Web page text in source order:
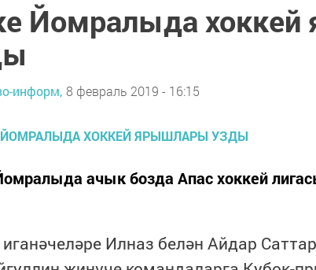
Йомралыда
информ, 8 февраль 2019 - 16:15
ачык бозда Апас хоккей
Илназ белән Айдар